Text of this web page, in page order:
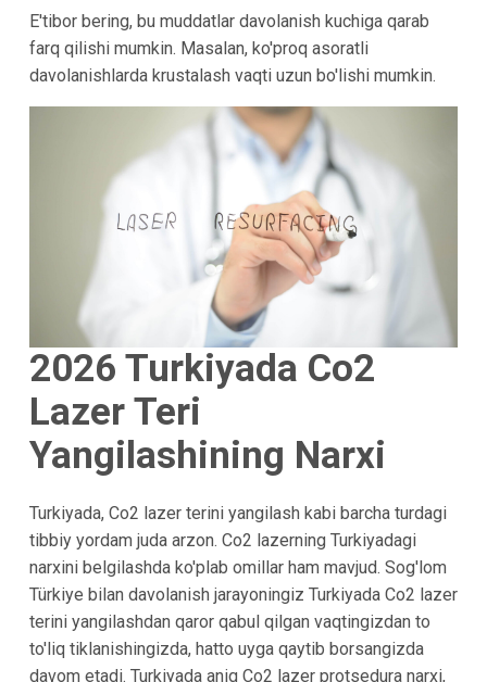
E'tibor bering, bu muddatlar davolanish kuchiga qarab
farq qilishi mumkin. Masalan, ko'proq asoratli
davolanishlarda krustalash vaqti uzun bo'lishi mumkin.
2026 Turkiyada Co2
Lazer Teri
Yangilashining Narxi
Turkiyada, Co2 lazer terini yangilash kabi barcha turdagi
tibbiy yordam juda arzon. Co2 lazerning Turkiyadagi
narxini belgilashda ko'plab omillar ham mavjud. Sog'lom
Türkiye bilan davolanish jarayoningiz Turkiyada Co2 lazer
terini yangilashdan qaror qabul qilgan vaqtingizdan to
to'liq tiklanishingizda, hatto uyga qaytib borsangizda
davom etadi. Turkiyada aniq Co2 lazer protsedura narxi,